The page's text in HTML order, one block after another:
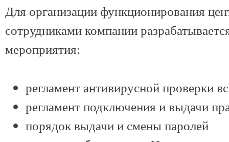
Для организации функционирования
сотрудниками компании
мероприятия:
регламент антивирусной проверки
регламент подключения и выдачи
порядок выдачи и смены паролей